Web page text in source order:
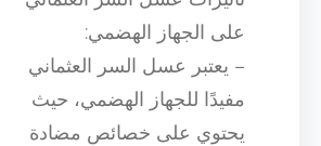
على الجهاز الهضمي:
– يعتبر عسل السر العثماني
مفيدًا للجهاز الهضمي، حيث
يحتوي على خصائص مضادة